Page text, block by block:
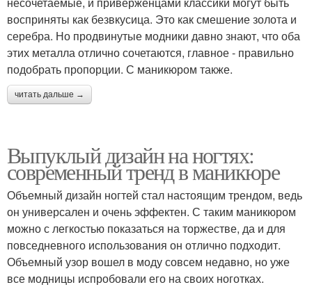
восприняты как безвкусица. Это как смешение золота и
серебра. Но продвинутые модники давно знают, что оба
этих металла отлично сочетаются, главное - правильно
подобрать пропорции. С маникюром также.
читать дальше →
Выпуклый дизайн на ногтях:
современный тренд в маникюре
Объемный дизайн ногтей стал настоящим трендом, ведь
он универсален и очень эффектен. С таким маникюром
можно с легкостью показаться на торжестве, да и для
повседневного использования он отлично подходит.
Объемный узор вошел в моду совсем недавно, но уже
все модницы испробовали его на своих ноготках.